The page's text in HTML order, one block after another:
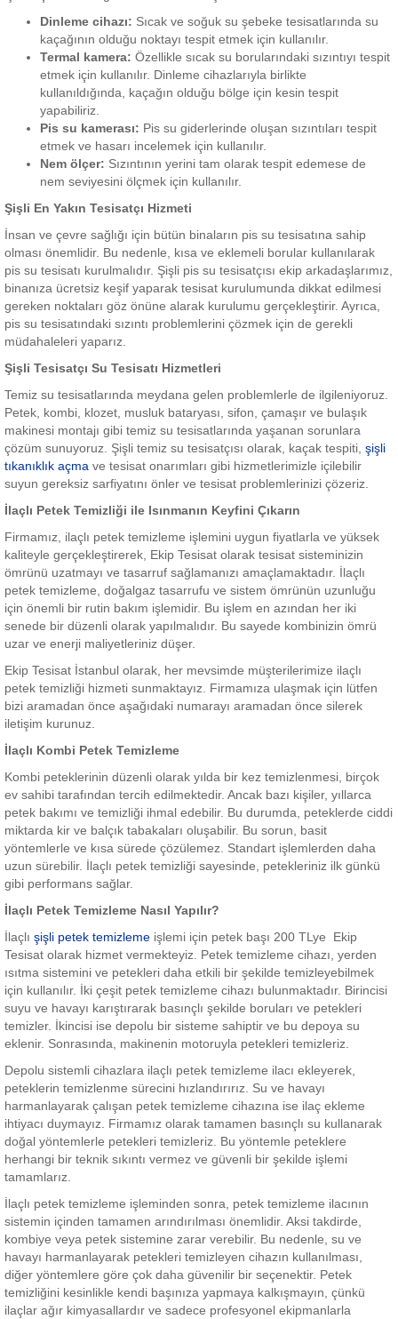
Dinleme cihazı: Sıcak ve soğuk su şebeke tesisatlarında su
kaçağının olduğu noktayı tespit etmek için kullanılır.
Termal kamera: Özellikle sıcak su borularındaki sızıntıyı tespit
etmek için kullanılır. Dinleme cihazlarıyla birlikte
kullanıldığında, kaçağın olduğu bölge için kesin tespit
yapabiliriz.
Pis su kamerası: Pis su giderlerinde oluşan sızıntıları tespit
etmek ve hasarı incelemek için kullanılır.
Nem ölçer: Sızıntının yerini tam olarak tespit edemese de
nem seviyesini ölçmek için kullanılır.
Şişli En Yakın Tesisatçı Hizmeti
İnsan ve çevre sağlığı için bütün binaların pis su tesisatına sahip
olması önemlidir. Bu nedenle, kısa ve eklemeli borular kullanılarak
pis su tesisatı kurulmalıdır. Şişli pis su tesisatçısı ekip arkadaşlarımız,
binanıza ücretsiz keşif yaparak tesisat kurulumunda dikkat edilmesi
gereken noktaları göz önüne alarak kurulumu gerçekleştirir. Ayrıca,
pis su tesisatındaki sızıntı problemlerini çözmek için de gerekli
müdahaleleri yaparız.
Şişli Tesisatçı Su Tesisatı Hizmetleri
Temiz su tesisatlarında meydana gelen problemlerle de ilgileniyoruz.
Petek, kombi, klozet, musluk bataryası, sifon, çamaşır ve bulaşık
makinesi montajı gibi temiz su tesisatlarında yaşanan sorunlara
çözüm sunuyoruz. Şişli temiz su tesisatçısı olarak, kaçak tespiti, şişli
tıkanıklık açma ve tesisat onarımları gibi hizmetlerimizle içilebilir
suyun gereksiz sarfiyatını önler ve tesisat problemlerinizi çözeriz.
İlaçlı Petek Temizliği ile Isınmanın Keyfini Çıkarın
Firmamız, ilaçlı petek temizleme işlemini uygun fiyatlarla ve yüksek
kaliteyle gerçekleştirerek, Ekip Tesisat olarak tesisat sisteminizin
ömrünü uzatmayı ve tasarruf sağlamanızı amaçlamaktadır. İlaçlı
petek temizleme, doğalgaz tasarrufu ve sistem ömrünün uzunluğu
için önemli bir rutin bakım işlemidir. Bu işlem en azından her iki
senede bir düzenli olarak yapılmalıdır. Bu sayede kombinizin ömrü
uzar ve enerji maliyetleriniz düşer.
Ekip Tesisat İstanbul olarak, her mevsimde müşterilerimize ilaçlı
petek temizliği hizmeti sunmaktayız. Firmamıza ulaşmak için lütfen
bizi aramadan önce aşağıdaki numarayı aramadan önce silerek
iletişim kurunuz.
İlaçlı Kombi Petek Temizleme
Kombi peteklerinin düzenli olarak yılda bir kez temizlenmesi, birçok
ev sahibi tarafından tercih edilmektedir. Ancak bazı kişiler, yıllarca
petek bakımı ve temizliği ihmal edebilir. Bu durumda, peteklerde ciddi
miktarda kir ve balçık tabakaları oluşabilir. Bu sorun, basit
yöntemlerle ve kısa sürede çözülemez. Standart işlemlerden daha
uzun sürebilir. İlaçlı petek temizliği sayesinde, petekleriniz ilk günkü
gibi performans sağlar.
İlaçlı Petek Temizleme Nasıl Yapılır?
İlaçlı şişli petek temizleme işlemi için petek başı 200 TLye Ekip
Tesisat olarak hizmet vermekteyiz. Petek temizleme cihazı, yerden
ısıtma sistemini ve petekleri daha etkili bir şekilde temizleyebilmek
için kullanılır. İki çeşit petek temizleme cihazı bulunmaktadır. Birincisi
suyu ve havayı karıştırarak basınçlı şekilde boruları ve petekleri
temizler. İkincisi ise depolu bir sisteme sahiptir ve bu depoya su
eklenir. Sonrasında, makinenin motoruyla petekleri temizleriz.
Depolu sistemli cihazlara ilaçlı petek temizleme ilacı ekleyerek,
peteklerin temizlenme sürecini hızlandırırız. Su ve havayı
harmanlayarak çalışan petek temizleme cihazına ise ilaç ekleme
ihtiyacı duymayız. Firmamız olarak tamamen basınçlı su kullanarak
doğal yöntemlerle petekleri temizleriz. Bu yöntemle peteklere
herhangi bir teknik sıkıntı vermez ve güvenli bir şekilde işlemi
tamamlarız.
İlaçlı petek temizleme işleminden sonra, petek temizleme ilacının
sistemin içinden tamamen arındırılması önemlidir. Aksi takdirde,
kombiye veya petek sistemine zarar verebilir. Bu nedenle, su ve
havayı harmanlayarak petekleri temizleyen cihazın kullanılması,
diğer yöntemlere göre çok daha güvenilir bir seçenektir. Petek
temizliğini kesinlikle kendi başınıza yapmaya kalkışmayın, çünkü
ilaçlar ağır kimyasallardır ve sadece profesyonel ekipmanlarla